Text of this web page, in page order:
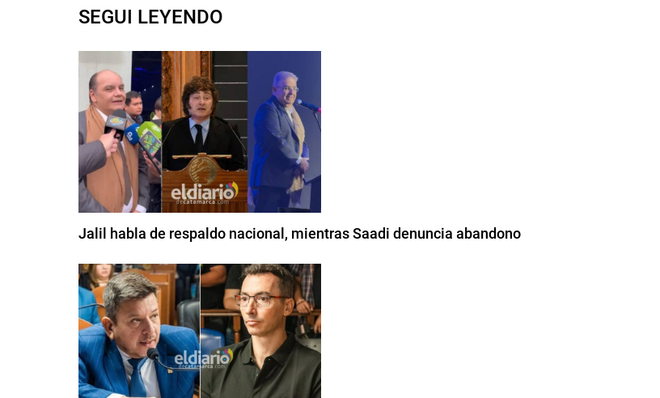
SEGUI LEYENDO
Jalil habla de respaldo nacional, mientras Saadi denuncia abandono